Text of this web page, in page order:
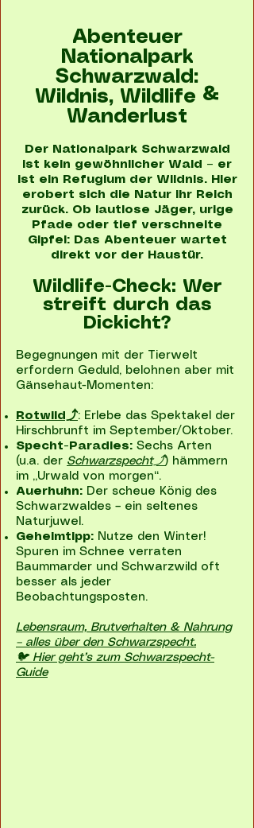
Abenteuer
Nationalpark
Schwarzwald:
Wildnis, Wildlife &
Wanderlust
Der Nationalpark Schwarzwald
ist kein gewöhnlicher Wald – er
ist ein Refugium der Wildnis. Hier
erobert sich die Natur ihr Reich
zurück. Ob lautlose Jäger, urige
Pfade oder tief verschneite
Gipfel: Das Abenteuer wartet
direkt vor der Haustür.
Wildlife-Check: Wer
streift durch das
Dickicht?
Begegnungen mit der Tierwelt
erfordern Geduld, belohnen aber mit
Gänsehaut-Momenten:
Rotwild⤴: Erlebe das Spektakel der
Hirschbrunft im September/Oktober.
Specht-Paradies: Sechs Arten
(u.a. der Schwarzspecht⤴) hämmern
im „Urwald von morgen“.
Auerhuhn: Der scheue König des
Schwarzwaldes – ein seltenes
Naturjuwel.
Geheimtipp: Nutze den Winter!
Spuren im Schnee verraten
Baummarder und Schwarzwild oft
besser als jeder
Beobachtungsposten.
Lebensraum, Brutverhalten & Nahrung
– alles über den Schwarzspecht.
🐦 Hier geht’s zum Schwarzspecht-
Guide